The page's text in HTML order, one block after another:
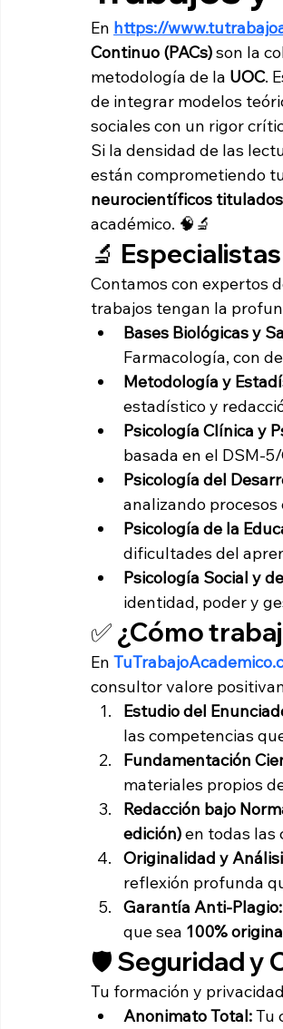
En https://
Continuo (PACs) son la
metodología de la UOC.
de integrar modelos
sociales con un rigor
Si la densidad de las
están comprometiendo
neurocientíficos titulados
académico. 🧠🔬
🔬
Contamos con expertos
trabajos tengan la
Bases Biológicas y
Farmacología, con
Metodología y
estadístico y
Psicología Clínica y
basada en el DSM-
Psicología del
analizando procesos
Psicología de la
dificultades del
Psicología Social y
identidad, poder y
✅ ¿Cómo
En
consultor valore
Estudio del
las competencias
Fundamentación
materiales propios
Redacción bajo
edición) en todas las
Originalidad y
reflexión profunda
Garantía Anti-Plagio:
que sea 100%
🛡️ Seguridad y
Tu formación y
Anonimato Total: Tu